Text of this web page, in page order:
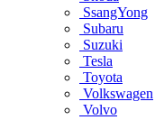
SsangYong
Subaru
Suzuki
Tesla
Toyota
Volkswagen
Volvo